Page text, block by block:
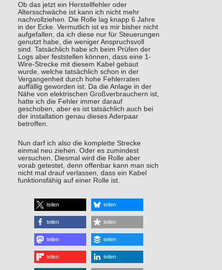
Ob das jetzt ein Herstellfehler oder
Altersschwäche ist kann ich nicht mehr
nachvollziehen. Die Rolle lag knapp 6 Jahre
in der Ecke. Vermutlich ist es mir bisher nicht
aufgefallen, da ich diese nur für Steuerungen
genutzt habe, die weniger Anspruchsvoll
sind. Tatsächlich habe ich beim Prüfen der
Logs aber feststellen können, dass eine 1-
Wire-Strecke mit diesem Kabel gebaut
wurde, welche tatsächlich schon in der
Vergangenheit durch hohe Fehlerraten
auffällig geworden ist. Da die Anlage in der
Nähe von elektrischen Großverbrauchern ist,
hatte ich die Fehler immer darauf
geschoben, aber es ist tatsächlich auch bei
der installation genau dieses Aderpaar
betroffen.
Nun darf ich also die komplette Strecke
einmal neu ziehen. Oder es zumindest
versuchen. Diesmal wird die Rolle aber
vorab getestet, denn offenbar kann man sich
nicht mal drauf verlassen, dass ein Kabel
funktionsfähig auf einer Rolle ist.
teilen teilen
teilen teilen
teilen teilen
teilen teilen